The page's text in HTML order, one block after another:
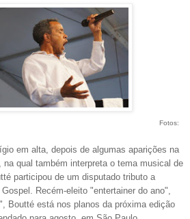
em alta, depois de algumas aparições na
qual também interpreta o tema musical de
participou de um disputado tributo a
Recém-eleito "entertainer do ano",
Boutté está nos planos da próxima edição